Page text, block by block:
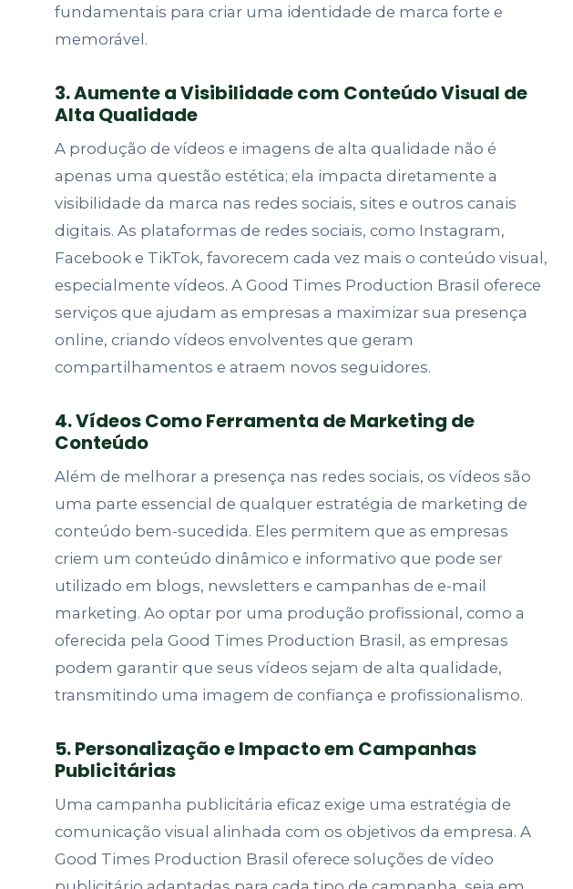
fundamentais para criar uma identidade de marca forte e
memorável.
3. Aumente a Visibilidade com Conteúdo Visual de
Alta Qualidade
A produção de vídeos e imagens de alta qualidade não é
apenas uma questão estética; ela impacta diretamente a
visibilidade da marca nas redes sociais, sites e outros canais
digitais. As plataformas de redes sociais, como Instagram,
Facebook e TikTok, favorecem cada vez mais o conteúdo visual,
especialmente vídeos. A Good Times Production Brasil oferece
serviços que ajudam as empresas a maximizar sua presença
online, criando vídeos envolventes que geram
compartilhamentos e atraem novos seguidores.
4. Vídeos Como Ferramenta de Marketing de
Conteúdo
Além de melhorar a presença nas redes sociais, os vídeos são
uma parte essencial de qualquer estratégia de marketing de
conteúdo bem-sucedida. Eles permitem que as empresas
criem um conteúdo dinâmico e informativo que pode ser
utilizado em blogs, newsletters e campanhas de e-mail
marketing. Ao optar por uma produção profissional, como a
oferecida pela Good Times Production Brasil, as empresas
podem garantir que seus vídeos sejam de alta qualidade,
transmitindo uma imagem de confiança e profissionalismo.
5. Personalização e Impacto em Campanhas
Publicitárias
Uma campanha publicitária eficaz exige uma estratégia de
comunicação visual alinhada com os objetivos da empresa. A
Good Times Production Brasil oferece soluções de vídeo